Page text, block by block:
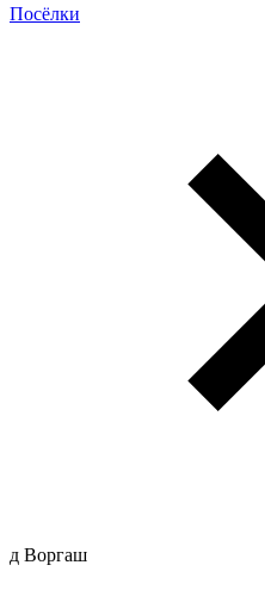
Посёлки
д Воргаш